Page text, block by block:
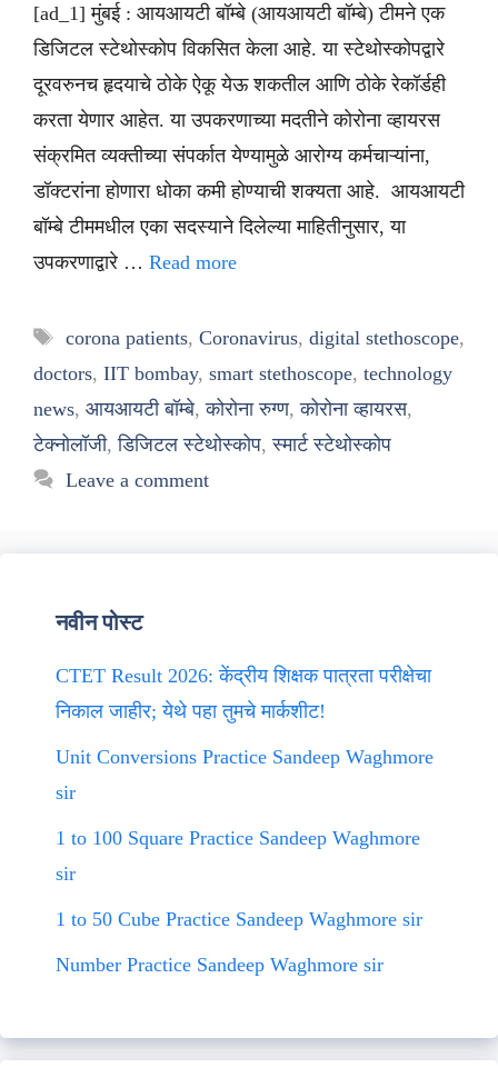
[ad_1] मुंबई : आयआयटी बॉम्बे (आयआयटी बॉम्बे) टीमने एक
डिजिटल स्टेथोस्कोप विकसित केला आहे. या स्टेथोस्कोपद्वारे
दूरवरुनच हृदयाचे ठोके ऐकू येऊ शकतील आणि ठोके रेकॉर्डही
करता येणार आहेत. या उपकरणाच्या मदतीने कोरोना व्हायरस
संक्रमित व्यक्तीच्या संपर्कात येण्यामुळे आरोग्य कर्मचाऱ्यांना,
डॉक्टरांना होणारा धोका कमी होण्याची शक्यता आहे. आयआयटी
बॉम्बे टीममधील एका सदस्याने दिलेल्या माहितीनुसार, या
उपकरणाद्वारे … Read more
Tags
corona patients, Coronavirus, digital stethoscope,
doctors, IIT bombay, smart stethoscope, technology
news, आयआयटी बॉम्बे,कोरोना रुग्ण,कोरोना व्हायरस,
टेक्नोलॉजी,डिजिटल स्टेथोस्कोप,स्मार्ट स्टेथोस्कोप
Leave a comment
नवीन पोस्ट
CTET Result 2026: केंद्रीय शिक्षक पात्रता परीक्षेचा
निकाल जाहीर; येथे पहा तुमचे मार्कशीट!
Unit Conversions Practice Sandeep Waghmore
sir
1 to 100 Square Practice Sandeep Waghmore
sir
1 to 50 Cube Practice Sandeep Waghmore sir
Number Practice Sandeep Waghmore sir